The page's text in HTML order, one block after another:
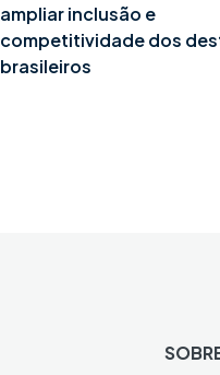
ampliar inclusão e
competitividade dos
brasileiros